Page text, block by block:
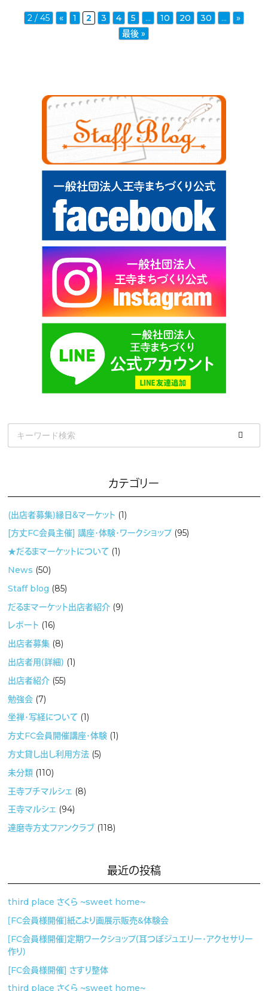
2 / 45 « 1 2 3 4 5 ... 10 20 30 ...
»
最後 »
カテゴリー
(出店者募集）縁日＆マーケット (1)
[方丈FC会員主催] 講座・体験・ワークショップ(95)
★だるまマーケットについて (1)
News (50)
Staff blog (85)
だるまマーケット出店者紹介 (9)
レポート (16)
出店者募集 (8)
出店者用（詳細） (1)
出店者紹介 (55)
勉強会 (7)
坐禅・写経について (1)
方丈FC会員開催講座・体験 (1)
方丈貸し出し利用方法 (5)
未分類 (110)
王寺プチマルシェ (8)
王寺マルシェ (94)
達磨寺方丈ファンクラブ (118)
最近の投稿
third place さくら 〜sweet home〜
［FC会員様開催］紙こより画展示販売&体験会
［FC会員様開催］定期ワークショップ（耳つぼジュエリー・アクセサリー
作り）
[FC会員様開催] さすり整体
third place さくら 〜sweet home〜